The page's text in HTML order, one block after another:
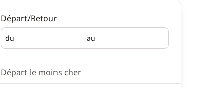
Départ/Retour
du
Départ au
Retour
Départ le moins cher